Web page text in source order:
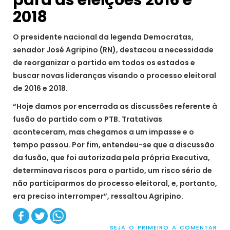
2018
O presidente nacional da legenda Democratas,
senador José Agripino (RN), destacou a necessidade
de reorganizar o partido em todos os estados e
buscar novas lideranças visando o processo eleitoral
de 2016 e 2018.
“Hoje damos por encerrada as discussões referente à
fusão do partido com o PTB. Tratativas
aconteceram, mas chegamos a um impasse e o
tempo passou. Por fim, entendeu-se que a discussão
da fusão, que foi autorizada pela própria Executiva,
determinava riscos para o partido, um risco sério de
não participarmos do processo eleitoral, e, portanto,
era preciso interromper”, ressaltou Agripino.
SEJA O PRIMEIRO A COMENTAR